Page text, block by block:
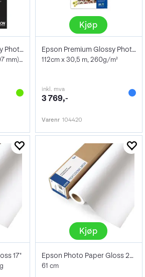
Epson Premium Glossy Photo Paper A4
50 Ark A4 (210 mm x 297 mm) 255 g/m²
Kjøp
Epson Premium Glossy Photo Paper 44"
112cm x 30,5 m, 260g/m²
inkl. mva
3 769,-
Varenr 104420
17"
Kjøp
Epson Photo Paper Gloss 24" x 30m 250 g
61 cm